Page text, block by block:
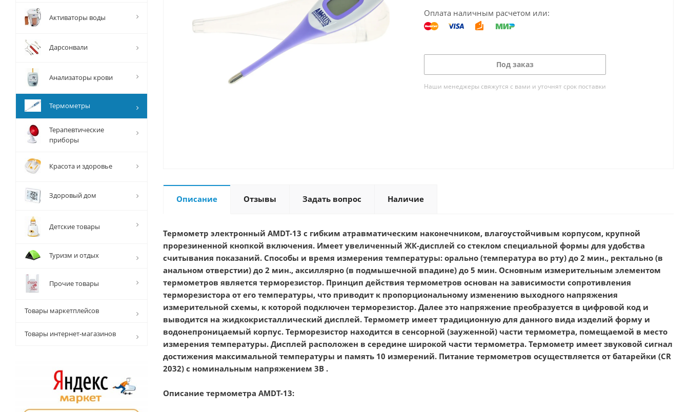
Оплата наличным расчетом или:
Под заказ
Наши менеджеры свяжутся с вами и уточнят срок поставки
Описание Отзывы Задать вопрос Наличие
Термометр электронный AMDT-13 с гибким атравматическим наконечником, влагоустойчивым корпусом, крупной
прорезиненной кнопкой включения. Имеет увеличенный ЖК-дисплей со стеклом специальной формы для удобства
считывания показаний. Способы и время измерения температуры: орально (температура во рту) до 2 мин., ректально (в
анальном отверстии) до 2 мин., аксиллярно (в подмышечной впадине) до 5 мин. Основным измерительным элементом
термометров является терморезистор. Принцип действия термометров основан на зависимости сопротивления
терморезистора от его температуры, что приводит к пропорциональному изменению выходного напряжения
измерительной схемы, к которой подключен терморезистор. Далее это напряжение преобразуется в цифровой код и
выводится на жидкокристаллический дисплей. Термометр имеет традиционную для данного вида изделий форму и
водонепроницаемый корпус. Терморезистор находится в сенсорной (зауженной) части термометра, помещаемой в место
измерения температуры. Дисплей расположен в середине широкой части термометра. Термометр имеет звуковой сигнал
достижения максимальной температуры и память 10 измерений. Питание термометров осуществляется от батарейки (СR
2032) с номинальным напряжением 3В .
Описание термометра AMDT-13:
Активаторы воды
Дарсонвали
Анализаторы крови
Термометры
Терапевтические
приборы
Красота и здоровье
Здоровый дом
Детские товары
Туризм и отдых
Прочие товары
Товары маркетплейсов
Товары интернет-магазинов